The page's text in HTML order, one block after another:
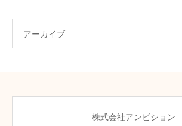
アーカイブ
株式会社アンビション